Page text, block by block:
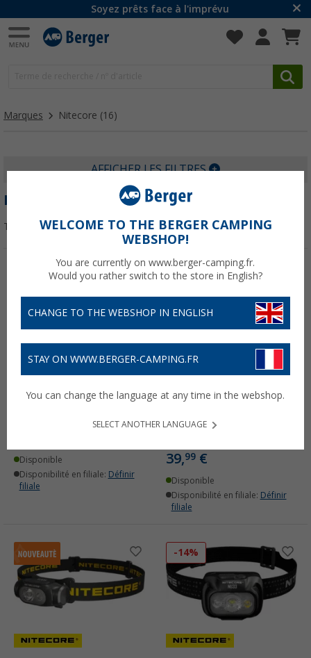
Soyez prêts face à l'imprévu
Marques Nitecore (16)
AFFICHER LES FILTRES
NITECORE
Trier par :
Lampe de camping
Nitecore LR 40 Powerbank
Disponible
Disponibilité en filiale: Définir
filiale
Lampe frontale Nitecore
HA15 UHE avec lumière
lumens, batterie NL1411R
39,99 €
Disponible
Disponibilité en filiale: Définir
filiale
-14%
WELCOME TO THE BERGER CAMPING
WEBSHOP!
You are currently on www.berger-camping.fr.
Would you rather switch to the store in English?
CHANGE TO THE WEBSHOP IN ENGLISH
STAY ON WWW.BERGER-CAMPING.FR
You can change the language at any time in the webshop.
SELECT ANOTHER LANGUAGE